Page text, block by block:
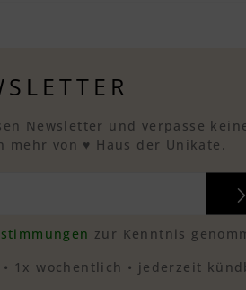
Newsletter und verpasse
mehr von ♥ Haus der Unikate.
zur Kenntnis
1x wochentlich • jederzeit